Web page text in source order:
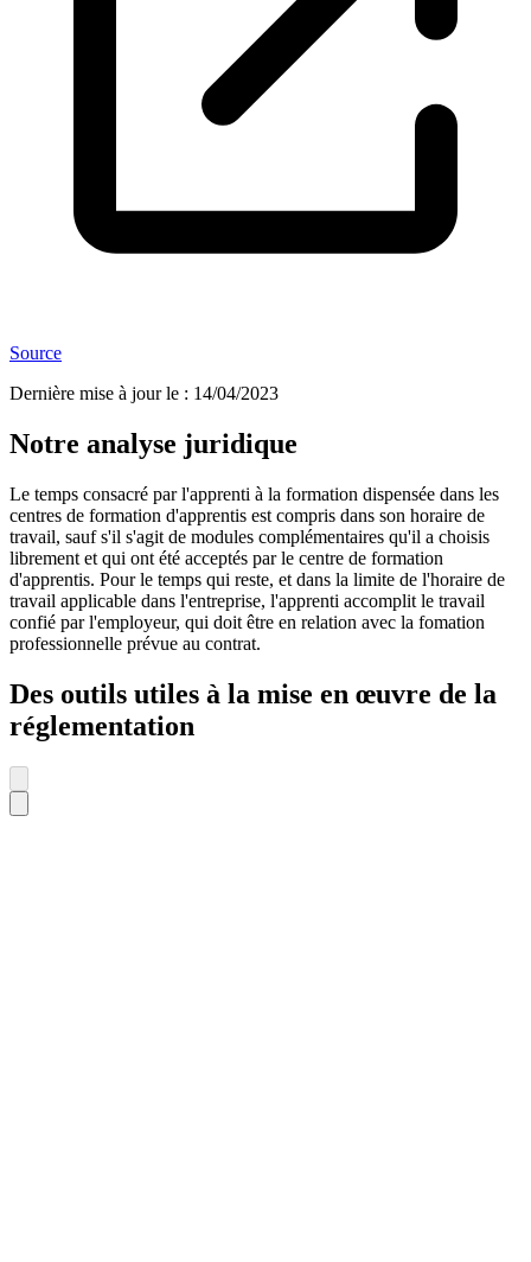
Source
Dernière mise à jour le : 14/04/2023
Notre analyse juridique
Le temps consacré par l'apprenti à la formation dispensée dans les
centres de formation d'apprentis est compris dans son horaire de
travail, sauf s'il s'agit de modules complémentaires qu'il a choisis
librement et qui ont été acceptés par le centre de formation
d'apprentis. Pour le temps qui reste, et dans la limite de l'horaire de
travail applicable dans l'entreprise, l'apprenti accomplit le travail
confié par l'employeur, qui doit être en relation avec la fomation
professionnelle prévue au contrat.
Des outils utiles à la mise en œuvre de la
réglementation